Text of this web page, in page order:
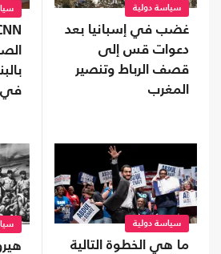
سياسة دولية
غضب في إسبانيا بعد
دعوات قس إلى
قصف الرباط وتنصير
المغرب
في
سياسة دولية
ما هي الخطوة التالية